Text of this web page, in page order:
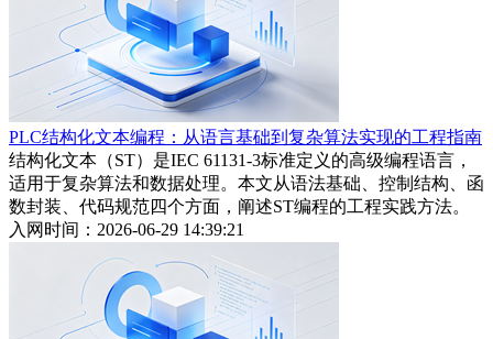
PLC结构化文本编程：从语言基础到复杂算法实现的工程指南
结构化文本（ST）是IEC 61131-3标准定义的高级编程语言，
适用于复杂算法和数据处理。本文从语法基础、控制结构、函
数封装、代码规范四个方面，阐述ST编程的工程实践方法。
入网时间：2026-06-29 14:39:21